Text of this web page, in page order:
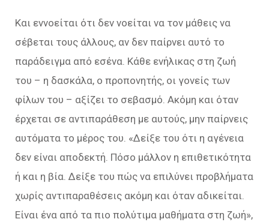
Και εννοείται ότι δεν νοείται να τον μάθεις να
σέβεται τους άλλους, αν δεν παίρνει αυτό το
παράδειγμα από εσένα. Κάθε ενήλικας στη ζωή
του – η δασκάλα, ο προπονητής, οι γονείς των
φίλων του – αξίζει το σεβασμό. Ακόμη και όταν
έρχεται σε αντιπαράθεση με αυτούς, μην παίρνεις
αυτόματα το μέρος του. «Δείξε του ότι η αγένεια
δεν είναι αποδεκτή. Πόσο μάλλον η επιθετικότητα
ή και η βία. Δείξε του πώς να επιλύνει προβλήματα
χωρίς αντιπαραθέσεις ακόμη και όταν αδικείται.
Είναι ένα από τα πιο πολύτιμα μαθήματα στη ζωή»,